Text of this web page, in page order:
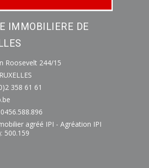
IMMOBILIERE DE
Roosevelt 244/15
358 61 61
agréé IPI - Agréation IPI
500.159